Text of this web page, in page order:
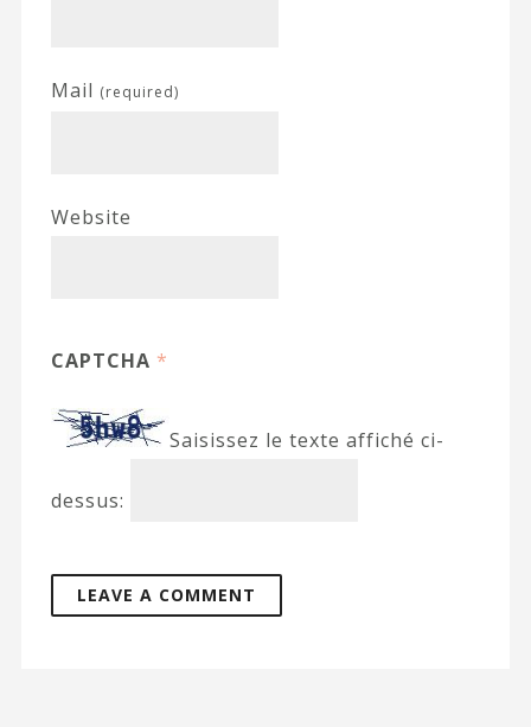
Mail (required)
Website
CAPTCHA *
Saisissez le texte affiché ci-
dessus: